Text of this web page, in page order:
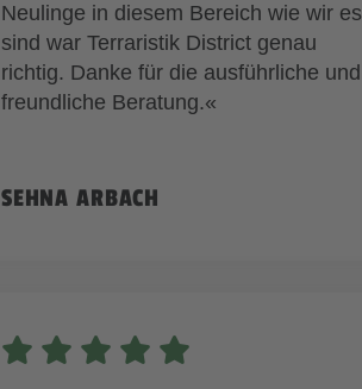
Neulinge in diesem Bereich wie wir es
sind war Terraristik District genau
richtig. Danke für die ausführliche und
freundliche Beratung.«
SEHNA ARBACH